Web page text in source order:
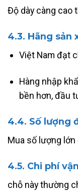
Độ dày càng cao
4.3. Hãng sản
Việt Nam đạt
Hàng nhập
bền hơn, đầu
4.4. Số lượng
Mua số lượng
4.5. Chi phí
chỗ này thường